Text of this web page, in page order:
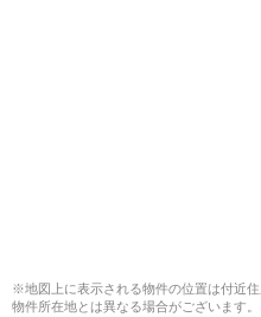
※地図上に表示される物件の位置は付近
物件所在地とは異なる場合がございます。